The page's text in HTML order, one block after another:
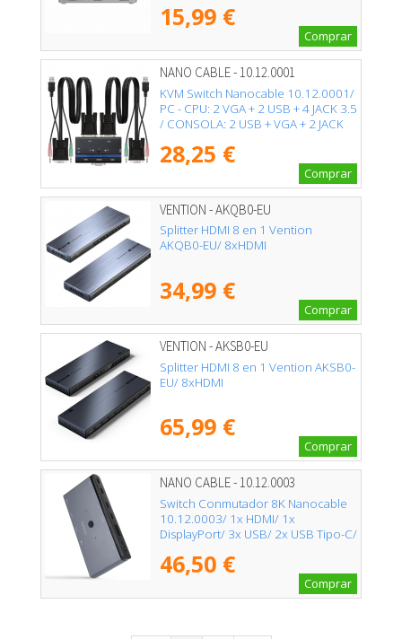
15,99 €
Comprar
NANO CABLE - 10.12.0001
KVM Switch Nanocable 10.12.0001/
PC - CPU: 2 VGA + 2 USB + 4 JACK 3.5
/ CONSOLA: 2 USB + VGA + 2 JACK
28,25 €
Comprar
VENTION - AKQB0-EU
Splitter HDMI 8 en 1 Vention
AKQB0-EU/ 8xHDMI
34,99 €
Comprar
VENTION - AKSB0-EU
Splitter HDMI 8 en 1 Vention AKSB0-
EU/ 8xHDMI
65,99 €
Comprar
NANO CABLE - 10.12.0003
Switch Conmutador 8K Nanocable
10.12.0003/ 1x HDMI/ 1x
DisplayPort/ 3x USB/ 2x USB Tipo-C/
46,50 €
Comprar